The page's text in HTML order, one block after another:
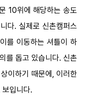
10위에 해당하는 송도
다. 실제로 신촌캠퍼스
를 이동하는 셔틀이 하
를 돕고 있습니다. 신촌
이하기 때문에, 이러한
입니다.